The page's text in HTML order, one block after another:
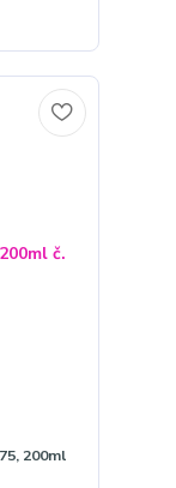
200ml